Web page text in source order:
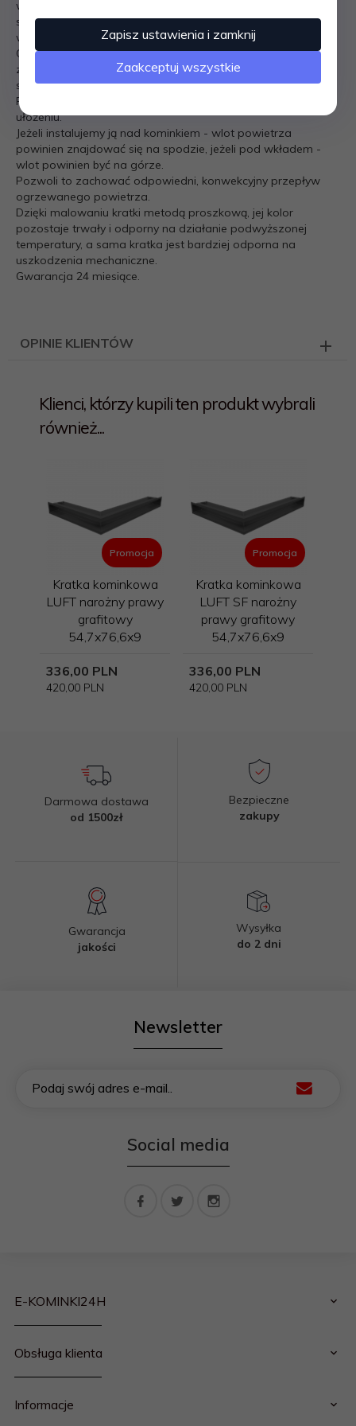
wyglądem, a jej podłużna forma sprawia, że doskonale
sprawdza się we wnętrzach utrzymanych w stylu
współczesnym.
Charakterystycznymi cechami modelu LUFT 45S są:
zamaskowany wlot powietrza – wykonany pod kątem 45
stopni oraz front bez widocznych łączeń.
Przy montażu kratki należy pamiętać o jej prawidłowym
ułożeniu.
Jeżeli instalujemy ją nad kominkiem - wlot powietrza
powinien znajdować się na spodzie, jeżeli pod wkładem -
wlot powinien być na górze.
Pozwoli to zachować odpowiedni, konwekcyjny przepływ
ogrzewanego powietrza.
Dzięki malowaniu kratki metodą proszkową, jej kolor
pozostaje trwały i odporny na działanie podwyższonej
temperatury, a sama kratka jest bardziej odporna na
uszkodzenia mechaniczne.
Gwarancja 24 miesiące.
OPINIE KLIENTÓW
Klienci, którzy kupili ten produkt wybrali
również...
Promocja
Kratka kominkowa
LUFT narożny prawy
grafitowy
54,7x76,6x9
336,00 PLN
420,00 PLN
Promocja
Kratka kominkowa
LUFT SF narożny
prawy grafitowy
54,7x76,6x9
336,00 PLN
420,00 PLN
Darmowa dostawa
od 1500zł
Bezpieczne
zakupy
Gwarancja
jakości
Wysyłka
do 2 dni
Newsletter
Podaj swój adres e-mail..
Social media
Obsługa klienta
Informacje
E-KOMINKI24H
Zapisz ustawienia i zamknij
Zaakceptuj wszystkie